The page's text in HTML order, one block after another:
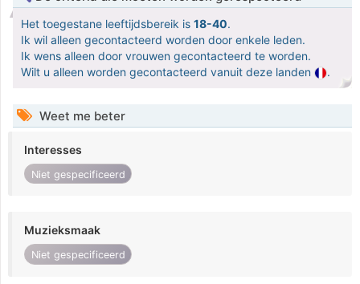
Het toegestane leeftijdsbereik is 18-40.
Ik wil alleen gecontacteerd worden door enkele leden.
Ik wens alleen door vrouwen gecontacteerd te worden.
Wilt u alleen worden gecontacteerd vanuit deze landen
.
Weet me beter
Interesses
Niet gespecificeerd
Muzieksmaak
Niet gespecificeerd